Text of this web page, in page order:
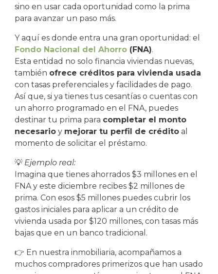
sino en usar cada oportunidad como la prima
para avanzar un paso más.
Y aquí es donde entra una gran oportunidad: el
Fondo Nacional del Ahorro (FNA).
Esta entidad no solo financia viviendas nuevas,
también ofrece créditos para vivienda usada
con tasas preferenciales y facilidades de pago.
Así que, si ya tienes tus cesantías o cuentas con
un ahorro programado en el FNA, puedes
destinar tu prima para completar el monto
necesario y mejorar tu perfil de crédito al
momento de solicitar el préstamo.
💡 Ejemplo real:
Imagina que tienes ahorrados $3 millones en el
FNA y este diciembre recibes $2 millones de
prima. Con esos $5 millones puedes cubrir los
gastos iniciales para aplicar a un crédito de
vivienda usada por $120 millones, con tasas más
bajas que en un banco tradicional.
👉 En nuestra inmobiliaria, acompañamos a
muchos compradores primerizos que han usado